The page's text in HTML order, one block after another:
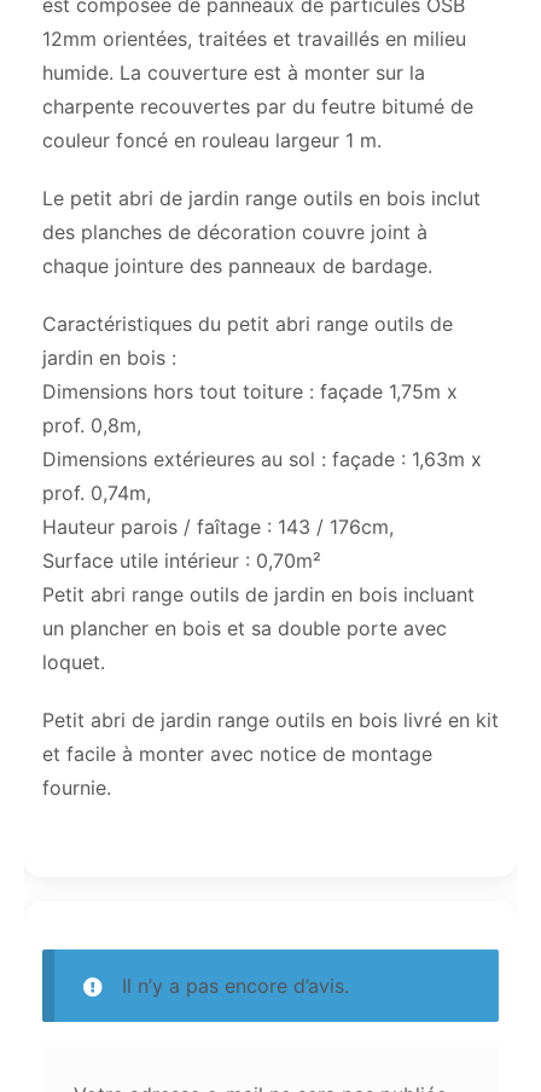
est composée de panneaux de particules OSB
12mm orientées, traitées et travaillés en milieu
humide. La couverture est à monter sur la
charpente recouvertes par du feutre bitumé de
couleur foncé en rouleau largeur 1 m.
Le petit abri de jardin range outils en bois inclut
des planches de décoration couvre joint à
chaque jointure des panneaux de bardage.
Caractéristiques du petit abri range outils de
jardin en bois :
Dimensions hors tout toiture : façade 1,75m x
prof. 0,8m,
Dimensions extérieures au sol : façade : 1,63m x
prof. 0,74m,
Hauteur parois / faîtage : 143 / 176cm,
Surface utile intérieur : 0,70m²
Petit abri range outils de jardin en bois incluant
un plancher en bois et sa double porte avec
loquet.
Petit abri de jardin range outils en bois livré en kit
et facile à monter avec notice de montage
fournie.
Il n’y a pas encore d’avis.